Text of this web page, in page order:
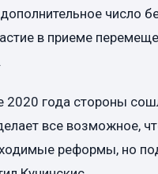
число
в приеме
года стороны
все возможное,
реформы, но